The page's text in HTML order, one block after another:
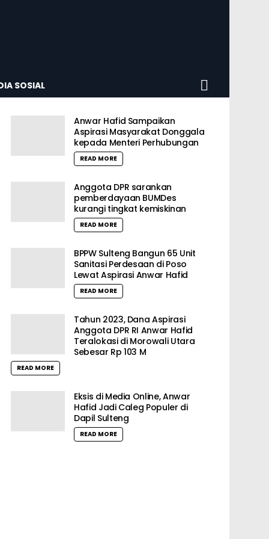
SOSIAL
Anwar Hafid Sampaikan
Aspirasi Masyarakat Donggala
kepada Menteri Perhubungan
READ MORE
Anggota DPR sarankan
pemberdayaan BUMDes
kurangi tingkat kemiskinan
READ MORE
BPPW Sulteng Bangun 65 Unit
Sanitasi Perdesaan di Poso
Lewat Aspirasi Anwar Hafid
READ MORE
Tahun 2023, Dana Aspirasi
Anggota DPR RI Anwar Hafid
Teralokasi di Morowali Utara
Sebesar Rp 103 M
READ MORE
Eksis di Media Online, Anwar
Hafid Jadi Caleg Populer di
Dapil Sulteng
READ MORE